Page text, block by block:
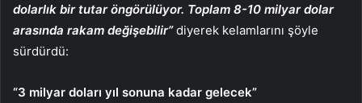
dolarlık bir tutar öngörülüyor. Toplam 8-10 milyar dolar
arasında rakam değişebilir”diyerek kelamlarını şöyle
sürdürdü:
“3 milyar doları yıl sonuna kadar gelecek”